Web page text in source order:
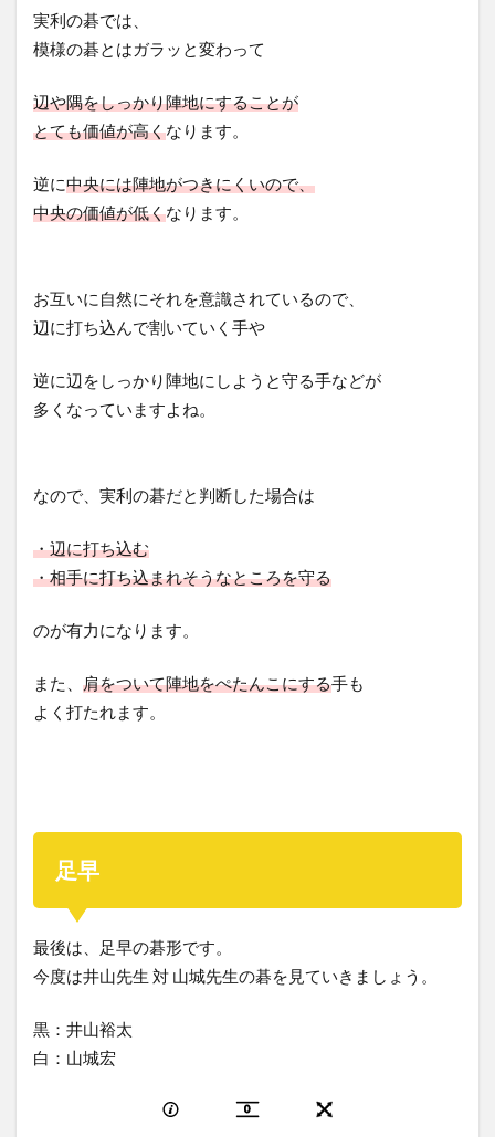
実利の碁では、
模様の碁とはガラッと変わって
辺や隅をしっかり陣地にすることが
とても価値が高くなります。
逆に中央には陣地がつきにくいので、
中央の価値が低くなります。
お互いに自然にそれを意識されているので、
辺に打ち込んで割いていく手や
逆に辺をしっかり陣地にしようと守る手などが
多くなっていますよね。
なので、実利の碁だと判断した場合は
・辺に打ち込む
・相手に打ち込まれそうなところを守る
のが有力になります。
また、 肩をついて陣地をぺたんこにする手も
よく打たれます。
足早
最後は、足早の碁形です。
今度は井山先生 対 山城先生の碁を見ていきましょう。
黒：井山裕太
白：山城宏
0